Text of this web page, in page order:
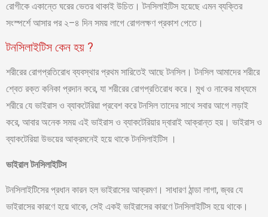
রোগীকে একান্তে ঘরের ভেতর থাকাই উচিত। টনসিলাইটিস হয়েছে এমন ব্যক্তির
সংস্পর্শে আসার পর ২–৪ দিন সময় লাগে রোগলক্ষণ প্রকাশ পেতে।
টনসিলাইটিস কেন হয় ?
শরীরের রোগপ্রতিরোধ ব্যবস্থার প্রথম সারিতেই আছে টনসিল। টনসিল আমাদের শরীরে
শ্বেত রক্ত কনিকা প্রদান করে, যা শরীরের রোগপ্রতিরোধ করে। মুখ ও নাকের মাধ্যমে
শরীরে যে ভাইরাস ও ব্যাকটেরিয়া প্রবেশ করে টনসিল তাদের সাথে সবার আগে লড়াই
করে, আবার অনেক সময় এই ভাইরাস ও ব্যাকটেরিয়ার দ্বারাই আক্রান্ত হয়। ভাইরাস ও
ব্যাকটেরিয়া উভয়ের আক্রমনেই হয়ে থাকে টনসিলাইটিস ।
ভাইরাল টনসিলাইটিস
টনসিলাইটিসের প্রধান কারন হল ভাইরাসের আক্রমণ। সাধারণ ঠান্ডা লাগা, জ্বর যে
ভাইরাসের কারণে হয়ে থাকে, সেই একই ভাইরাসের কারণে টনসিলাইটিস হয়ে থাকে।